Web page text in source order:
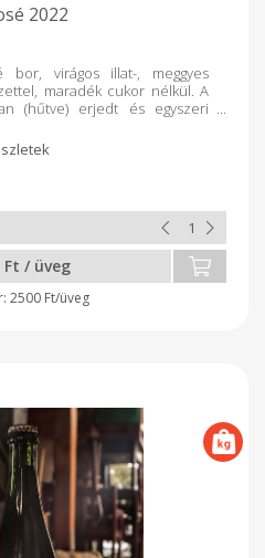
2022
bor, virágos illat-, meggyes
maradék cukor nélkül. A
(hűtve) erjedt és egyszeri
certifikált bor.
Ft / üveg
2500 Ft/üveg